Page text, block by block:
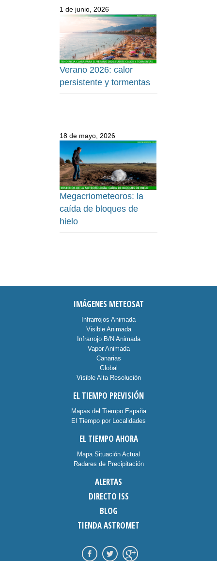
1 de junio, 2026
Verano 2026: calor
persistente y tormentas
18 de mayo, 2026
Megacriometeoros: la
caída de bloques de
hielo
IMÁGENES METEOSAT
Infrarrojos Animada
Visible Animada
Infrarrojo B/N Animada
Vapor Animada
Canarias
Global
Visible Alta Resolución
EL TIEMPO PREVISIÓN
Mapas del Tiempo España
El Tiempo por Localidades
EL TIEMPO AHORA
Mapa Situación Actual
Radares de Precipitación
ALERTAS
DIRECTO ISS
BLOG
TIENDA ASTROMET